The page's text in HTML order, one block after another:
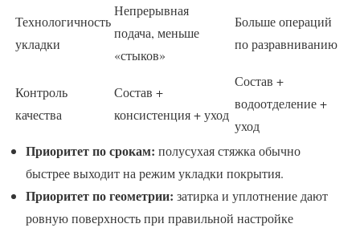
Технологичность
укладки
Непрерывная
подача, меньше
«стыков»
Больше операций
по разравниванию
Контроль
качества
Состав +
консистенция + уход
Состав +
водоотделение +
уход
Приоритет по срокам: полусухая стяжка обычно
быстрее выходит на режим укладки покрытия.
Приоритет по геометрии: затирка и уплотнение дают
ровную поверхность при правильной настройке